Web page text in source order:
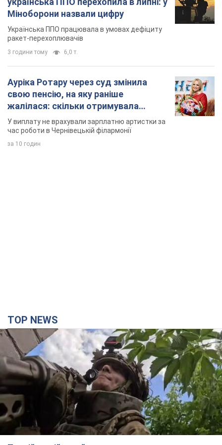
Міноборони назвали цифру
Українська ППО працювала в умовах дефіциту
ракет-перехоплювачів
3 години тому 6,0 т.
Ауріка Ротару через суд змінила
свою пенсію, на яку раніше
жалілася: скільки отримувала
співачка
У виплату не врахували зарплатню артистки за
час роботи в Чернівецькій філармонії
за 10 годин
TOP NEWS